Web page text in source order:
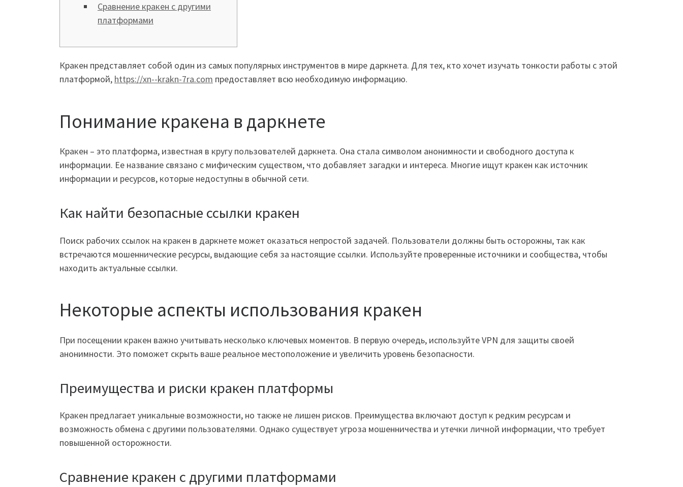
Сравнение кракен с другими
платформами
Кракен представляет собой один из самых популярных инструментов в мире даркнета. Для тех, кто хочет изучать тонкости работы с этой
платформой, https://xn--krakn-7ra.com предоставляет всю необходимую информацию.
Понимание кракена в даркнете
Кракен – это платформа, известная в кругу пользователей даркнета. Она стала символом анонимности и свободного доступа к
информации. Ее название связано с мифическим существом, что добавляет загадки и интереса. Многие ищут кракен как источник
информации и ресурсов, которые недоступны в обычной сети.
Как найти безопасные ссылки кракен
Поиск рабочих ссылок на кракен в даркнете может оказаться непростой задачей. Пользователи должны быть осторожны, так как
встречаются мошеннические ресурсы, выдающие себя за настоящие ссылки. Используйте проверенные источники и сообщества, чтобы
находить актуальные ссылки.
Некоторые аспекты использования кракен
При посещении кракен важно учитывать несколько ключевых моментов. В первую очередь, используйте VPN для защиты своей
анонимности. Это поможет скрыть ваше реальное местоположение и увеличить уровень безопасности.
Преимущества и риски кракен платформы
Кракен предлагает уникальные возможности, но также не лишен рисков. Преимущества включают доступ к редким ресурсам и
возможность обмена с другими пользователями. Однако существует угроза мошенничества и утечки личной информации, что требует
повышенной осторожности.
Сравнение кракен с другими платформами